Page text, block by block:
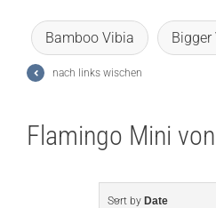
Bamboo Vibia Bigger
nach links wischen
Flamingo Mini
Sort by Date